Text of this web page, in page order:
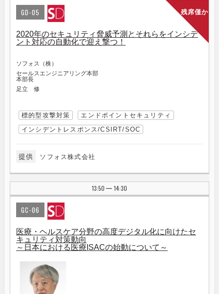
残席僅か
GD-05
2020年のセキュリティ脅威予測とそれらをインシデ
ント対応の自動化で迎え撃つ！
ソフォス（株）
セールスエンジニアリング本部
本部長
足立 修
標的型攻撃対策
エンドポイントセキュリティ
インシデントレスポンス/CSIRT/SOC
提供 ソフォス株式会社
13:50 | 14:30
GC-06
医療・ヘルスケア分野の高度デジタル化に向けたセ
キュリティ対策動向
～日本における医療ISACの始動について～